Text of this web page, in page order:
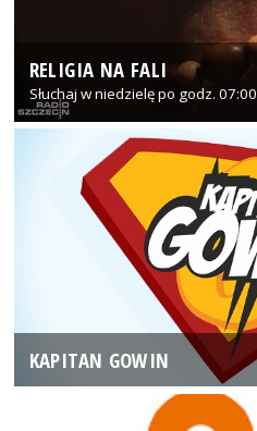
RELIGIA NA FALI
Słuchaj w niedzielę po godz. 07:00
KAPITAN GOWIN